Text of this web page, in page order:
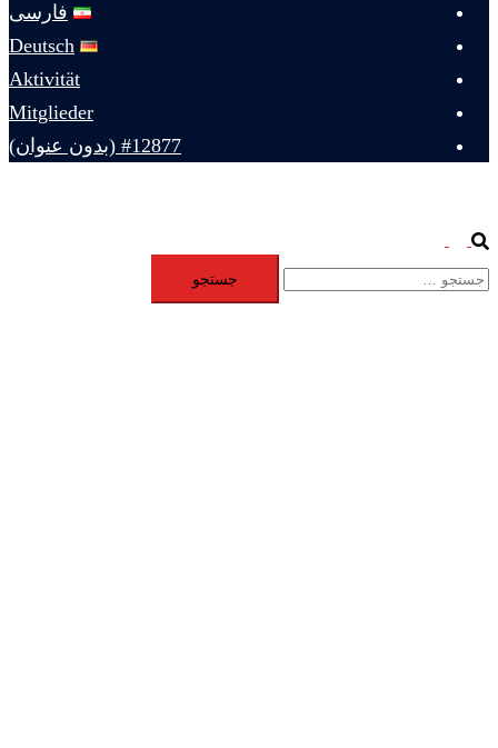
فارسی
Deutsch
Aktivität
Mitglieder
#12877 (بدون عنوان)
Search
menuجستجو
برای: